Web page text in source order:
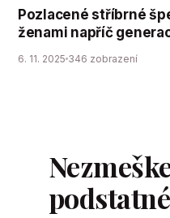
Pozlacené stříbrné
ženami napříč
6. 11. 2025 346 zobrazení